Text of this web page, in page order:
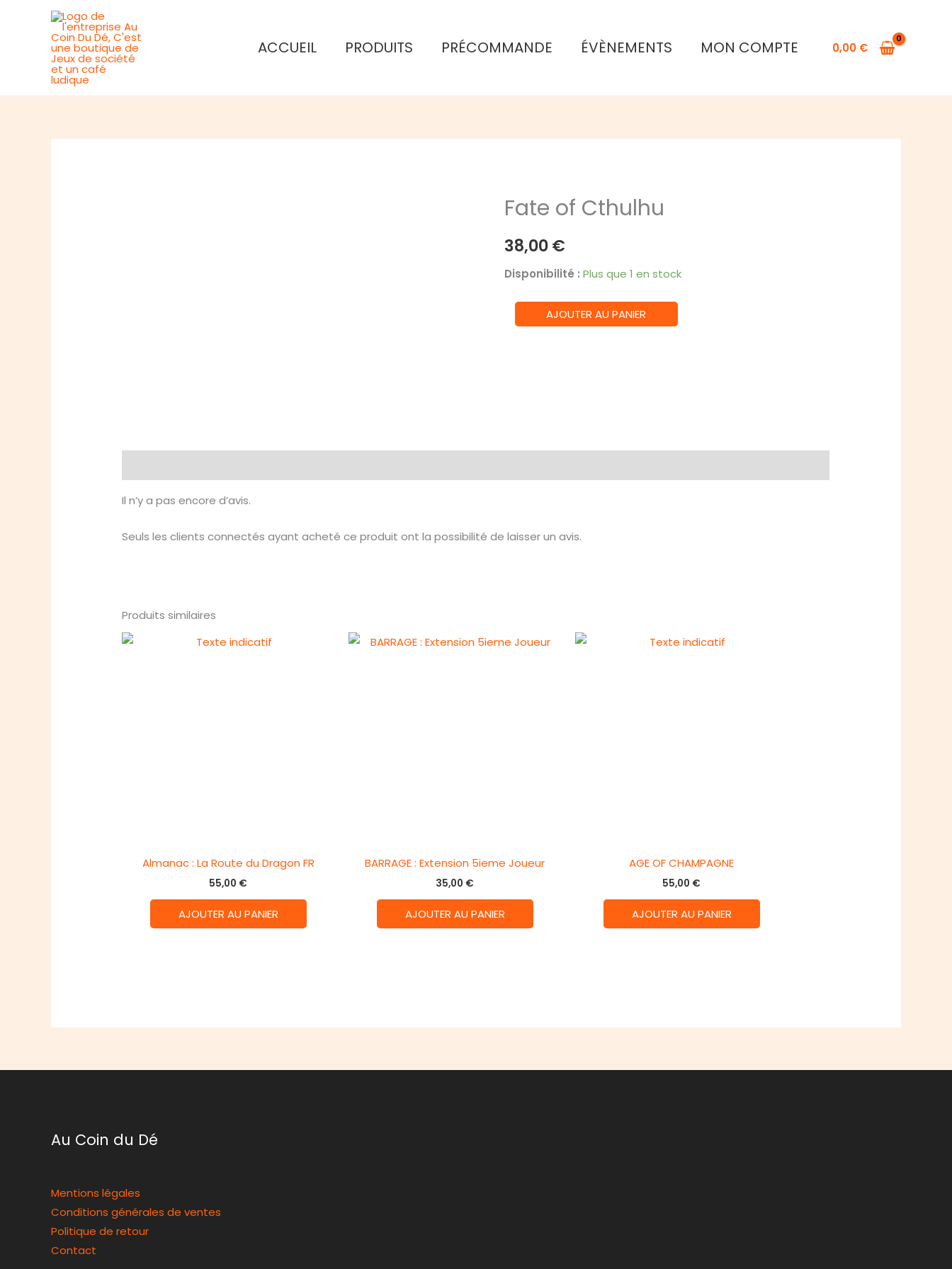
ACCUEIL PRODUITS PRÉCOMMANDE ÉVÈNEMENTS MON COMPTE 0,00 €
Fate of Cthulhu
38,00€
Disponibilité : Plus que 1 en stock
quantité
de
AJOUTER AU PANIER
Il n’y a pas encore d’avis.
Seuls les clients connectés ayant acheté ce produit ont la possibilité de laisser un avis.
Produits similaires
Almanac : La Route du Dragon FR
55,00 €
AJOUTER AU PANIER
BARRAGE : Extension 5ieme Joueur
35,00 €
AJOUTER AU PANIER
AGE OF CHAMPAGNE
55,00 €
AJOUTER AU PANIER
Au Coin du Dé
Mentions légales
Conditions générales de ventes
Politique de retour
Contact
of